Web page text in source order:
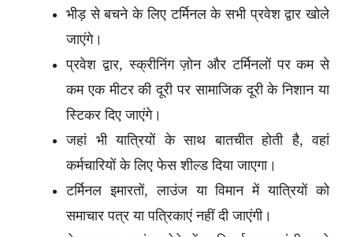
भीड़ से बचने के लिए टर्मिनल के सभी प्रवेश द्वार खोले
जाएंगे।
प्रवेश द्वार, स्क्रीनिंग ज़ोन और टर्मिनलों पर कम से
कम एक मीटर की दूरी पर सामाजिक दूरी के निशान या
स्टिकर दिए जाएंगे।
जहां भी यात्रियों के साथ बातचीत होती है, वहां
कर्मचारियों के लिए फेस शील्ड दिया जाएगा।
टर्मिनल इमारतों, लाउंज या विमान में यात्रियों को
समाचार पत्र या पत्रिकाएं नहीं दी जाएंगी।